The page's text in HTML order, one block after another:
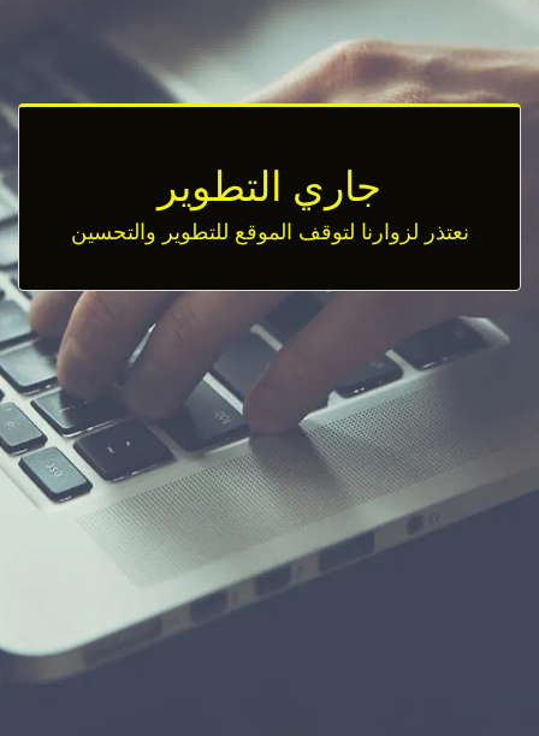
جاري التطوير
نعتذر لزوارنا لتوقف الموقع للتطوير والتحسين